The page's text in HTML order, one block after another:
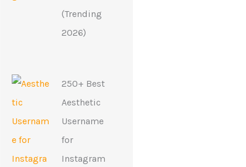
(Trending
2026)
250+ Best
Aesthetic
Username
for
Instagram